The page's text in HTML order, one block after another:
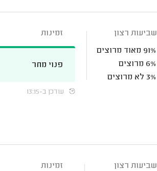
שביעות רצון
91% מאוד מרוצים
6% מרוצים
3% לא מרוצים
זמינות
פנוי מחר
עודכן ב-13:15
שביעות רצון
זמינות